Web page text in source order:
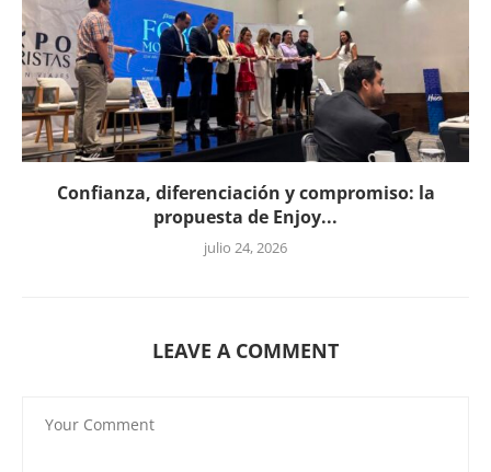
Confianza, diferenciación y compromiso: la
propuesta de Enjoy...
julio 24, 2026
LEAVE A COMMENT